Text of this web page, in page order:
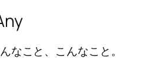
なこと、こんなこと。